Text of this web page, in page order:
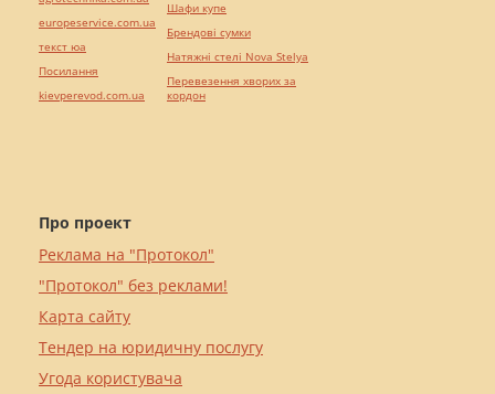
Про проект
Реклама на "Протокол"
"Протокол" без реклами!
Карта сайту
Тендер на юридичну послугу
Угода користувача
europeservice.com.ua
текст юа
Посилання
kievperevod.com.ua
Шафи купе
Брендові сумки
Натяжні стелі Nova Stelya
Перевезення хворих за
кордон